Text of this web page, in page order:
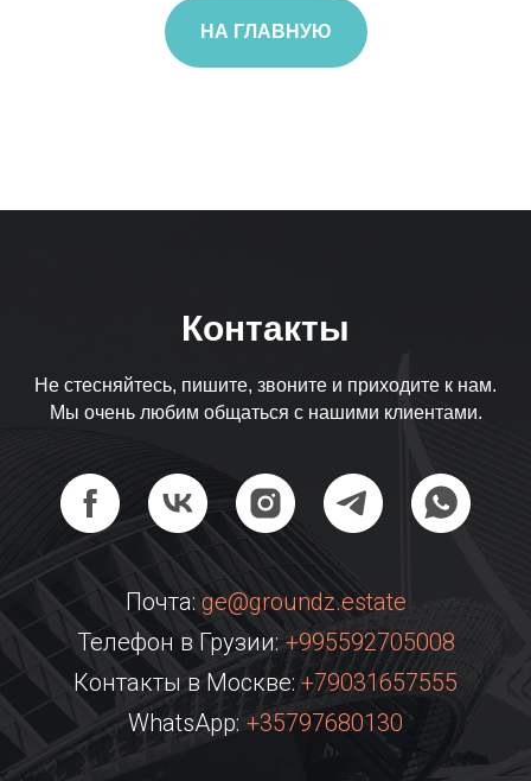
НА ГЛАВНУЮ
Контакты
Не стесняйтесь, пишите, звоните и приходите к нам.
Мы очень любим общаться с нашими клиентами.
Почта: ge@groundz.estate
Телефон в Грузии: +995592705008
Контакты в Москве:+79031657555
WhatsApp: +35797680130